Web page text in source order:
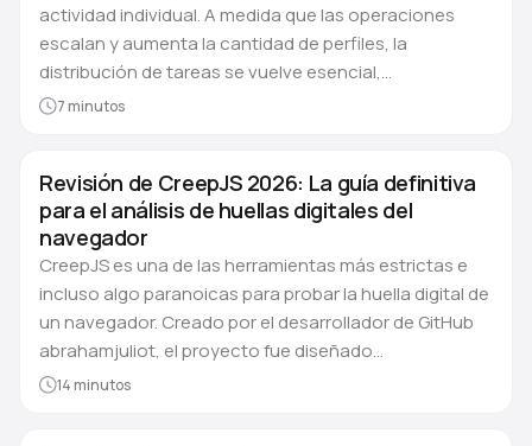
actividad individual. A medida que las operaciones
escalan y aumenta la cantidad de perfiles, la
distribución de tareas se vuelve esencial,…
7 minutos
Revisión de CreepJS 2026: La guía definitiva
para el análisis de huellas digitales del
navegador
CreepJS es una de las herramientas más estrictas e
incluso algo paranoicas para probar la huella digital de
un navegador. Creado por el desarrollador de GitHub
abrahamjuliot, el proyecto fue diseñado…
14 minutos